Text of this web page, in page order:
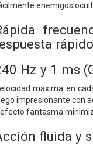
enemigos
Hz y 1 ms
máxima en
impresionante con
fantasma
fluida y